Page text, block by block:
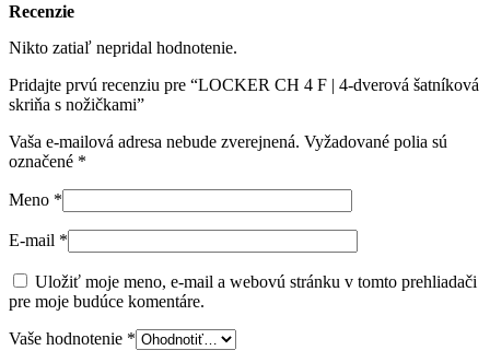
Recenzie
Nikto zatiaľ nepridal hodnotenie.
Pridajte prvú recenziu pre “LOCKER CH 4 F | 4-dverová šatníková
skriňa s nožičkami”
Vaša e-mailová adresa nebude zverejnená. Vyžadované polia sú
označené *
Meno *
E-mail *
Uložiť moje meno, e-mail a webovú stránku v tomto prehliadači
pre moje budúce komentáre.
Vaše hodnotenie *